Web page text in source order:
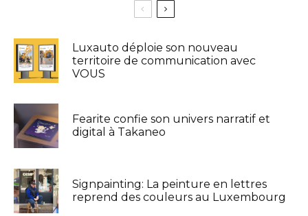
Luxauto déploie son nouveau
territoire de communication avec
VOUS
Fearite confie son univers narratif et
digital à Takaneo
Signpainting: La peinture en lettres
reprend des couleurs au Luxembourg